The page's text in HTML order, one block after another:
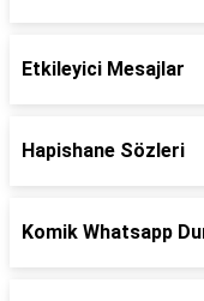
Etkileyici Mesajlar
Hapishane Sözleri
Komik Whatsapp